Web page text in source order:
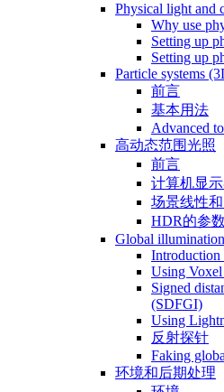
Physical light and
Why use
Setting up
Setting up
Particle systems
前言
基本用法
Advanced
高动态范围光照
前言
计算机显
场景线性
HDR的参数
Global illumination
Using
Signed
(SDFGI)
Using
反射探针
Faking
环境和后期处理